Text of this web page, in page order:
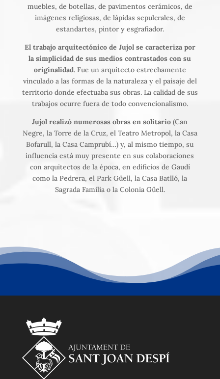
muebles, de botellas, de pavimentos cerámicos, de
imágenes religiosas, de lápidas sepulcrales, de
estandartes, pintor y esgrafiador.
El trabajo arquitectónico de Jujol se caracteriza por
la simplicidad de sus medios contrastados con su
originalidad. Fue un arquitecto estrechamente
vinculado a las formas de la naturaleza y el paisaje del
territorio donde efectuaba sus obras. La calidad de sus
trabajos ocurre fuera de todo convencionalismo.
Jujol realizó numerosas obras en solitario (Can
Negre, la Torre de la Cruz, el Teatro Metropol, la Casa
Bofarull, la Casa Camprubí…) y, al mismo tiempo, su
influencia está muy presente en sus colaboraciones
con arquitectos de la época, en edificios de Gaudí
como la Pedrera, el Park Güell, la Casa Batlló, la
Sagrada Familia o la Colonia Güell.